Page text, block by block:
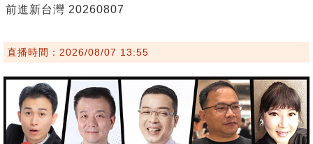
前進新台灣 20260807
直播時間：2026/08/07 13:55